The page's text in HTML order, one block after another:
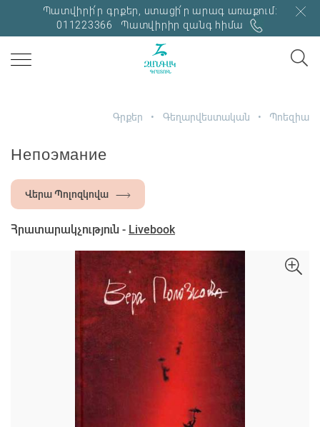
Պատվիրի՛ր գրքեր, ստացի՛ր արագ առաքում:
011223366
Պատվիրիր զանգ հիմա
Գրքեր Գեղարվեստական Պոեզիա
Непоэмание
Վերա Պոլոզկովա
Հրատարակչություն - Livebook